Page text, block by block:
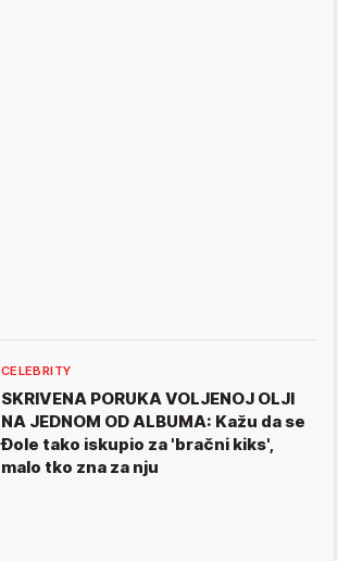
CELEBRITY
SKRIVENA PORUKA VOLJENOJ OLJI
NA JEDNOM OD ALBUMA: Kažu da se
Đole tako iskupio za 'bračni kiks',
malo tko zna za nju